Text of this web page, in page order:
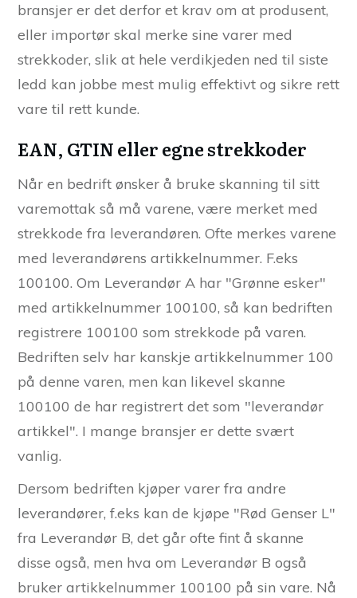
bransjer er det derfor et krav om at produsent,
eller importør skal merke sine varer med
strekkoder, slik at hele verdikjeden ned til siste
ledd kan jobbe mest mulig effektivt og sikre rett
vare til rett kunde.
EAN, GTIN eller egne strekkoder
Når en bedrift ønsker å bruke skanning til sitt
varemottak så må varene, være merket med
strekkode fra leverandøren. Ofte merkes varene
med leverandørens artikkelnummer. F.eks
100100. Om Leverandør A har "Grønne esker"
med artikkelnummer 100100, så kan bedriften
registrere 100100 som strekkode på varen.
Bedriften selv har kanskje artikkelnummer 100
på denne varen, men kan likevel skanne
100100 de har registrert det som "leverandør
artikkel". I mange bransjer er dette svært
vanlig.
Dersom bedriften kjøper varer fra andre
leverandører, f.eks kan de kjøpe "Rød Genser L"
fra Leverandør B, det går ofte fint å skanne
disse også, men hva om Leverandør B også
bruker artikkelnummer 100100 på sin vare. Nå